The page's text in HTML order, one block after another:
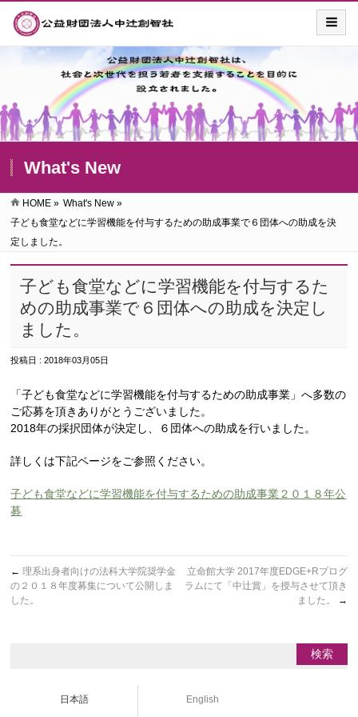
What's New
HOME » What's New »
子ども食堂などに学習機能を付与するための助成事業で６団体への助成を決
定しました。
子ども食堂などに学習機能を付与するた
めの助成事業で６団体への助成を決定し
ました。
投稿日 : 2018年03月05日
「子ども食堂などに学習機能を付与するための助成事業」へ多数の
ご応募を頂きありがとうございました。
2018年の採択団体が決定し、６団体への助成を行いました。
詳しくは下記ページをご参照ください。
子ども食堂などに学習機能を付与するための助成事業２０１８年公
募
← 理系出身者向けの法科大学院奨学金
の２０１８年度募集について公開しま
した。
立命館大学 2017年度EDGE+Rプログ
ラムにて「中辻賞」を授与させて頂き
ました。
→
日本語 English